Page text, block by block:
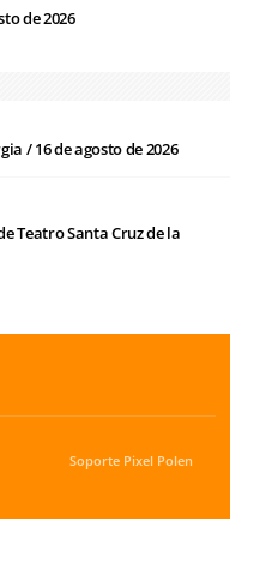
de 2026
/ 16 de agosto de 2026
Teatro Santa Cruz de la
Soporte Pixel Polen